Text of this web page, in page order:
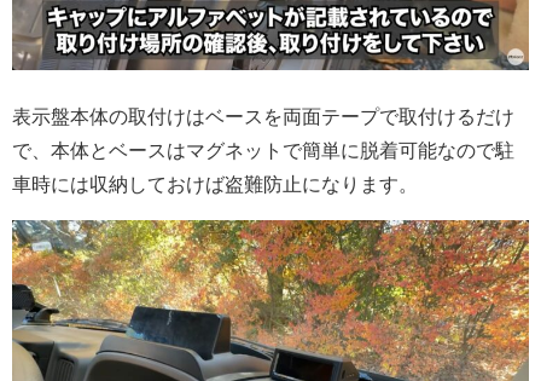
表示盤本体の取付けはベースを両面テープで取付けるだけ
で、本体とベースはマグネットで簡単に脱着可能なので駐
車時には収納しておけば盗難防止になります。